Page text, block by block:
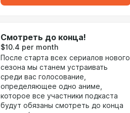
Смотреть до конца!
$10.4 per month
После старта всех сериалов нового
сезона мы станем устраивать
среди вас голосование,
определяющее одно аниме,
которое все участники подкаста
будут обязаны смотреть до конца